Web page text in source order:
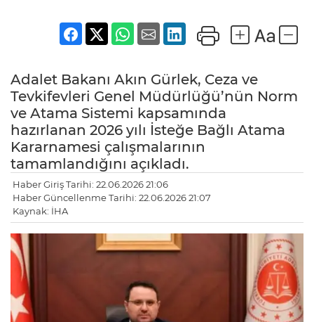
Adalet Bakanı Akın Gürlek, Ceza ve
Tevkifevleri Genel Müdürlüğü’nün Norm
ve Atama Sistemi kapsamında
hazırlanan 2026 yılı İsteğe Bağlı Atama
Kararnamesi çalışmalarının
tamamlandığını açıkladı.
Haber Giriş Tarihi: 22.06.2026 21:06
Haber Güncellenme Tarihi: 22.06.2026 21:07
Kaynak: İHA